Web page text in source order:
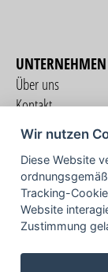
UNTERNEHMEN
Über uns
Kontakt
Impressum
Wir nutzen
Diese Website
Tracking-
Website
Zustimmung